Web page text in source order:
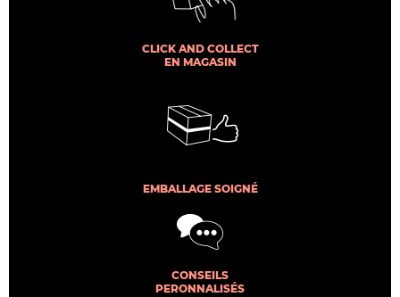
CLICK AND COLLECT
EN MAGASIN
EMBALLAGE SOIGNÉ
CONSEILS
PERONNALISÉS